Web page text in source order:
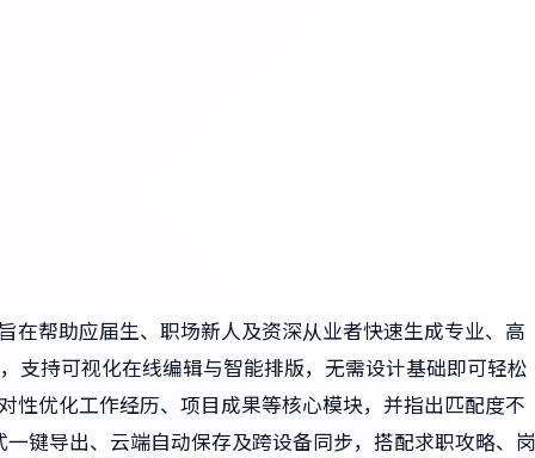
在帮助应届生、职场新人及资深从业者快速生成专业、高
支持可视化在线编辑与智能排版，无需设计基础即可轻松
性优化工作经历、项目成果等核心模块，并指出匹配度不
键导出、云端自动保存及跨设备同步，搭配求职攻略、岗